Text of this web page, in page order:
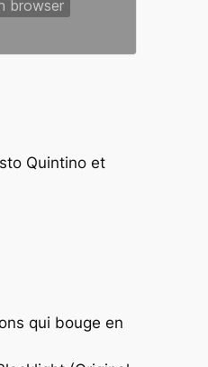
Quintino et
qui bouge en